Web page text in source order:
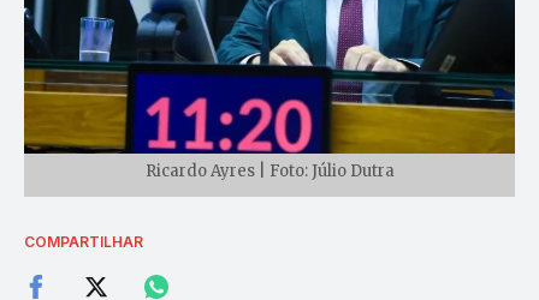
Ricardo Ayres | Foto: Júlio Dutra
COMPARTILHAR